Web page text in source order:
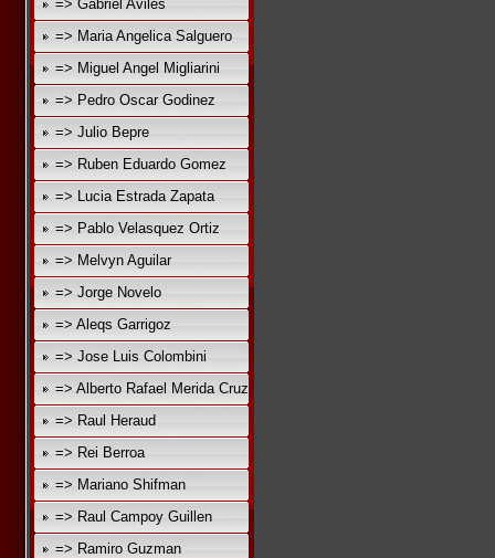
=> Gabriel Aviles
=> Maria Angelica Salguero
=> Miguel Angel Migliarini
=> Pedro Oscar Godinez
=> Julio Bepre
=> Ruben Eduardo Gomez
=> Lucia Estrada Zapata
=> Pablo Velasquez Ortiz
=> Melvyn Aguilar
=> Jorge Novelo
=> Aleqs Garrigoz
=> Jose Luis Colombini
=> Alberto Rafael Merida Cruz
=> Raul Heraud
=> Rei Berroa
=> Mariano Shifman
=> Raul Campoy Guillen
=> Ramiro Guzman